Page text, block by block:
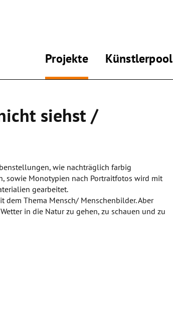
Projekte Künstlerpool
siehst /
wie nachträglich farbig
sowie Monotypien nach Portraitfotos wird mit
gearbeitet.
dem Thema Mensch/ Menschenbilder. Aber
in die Natur zu gehen, zu schauen und zu